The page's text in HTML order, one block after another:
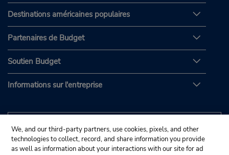
Destinations américaines populaires
Partenaires de Budget
Soutien Budget
Informations sur l'entreprise
We, and our third-party partners, use cookies, pixels, and other
technologies to collect, record, and share information you provide
as well as information about your interactions with our site for ad